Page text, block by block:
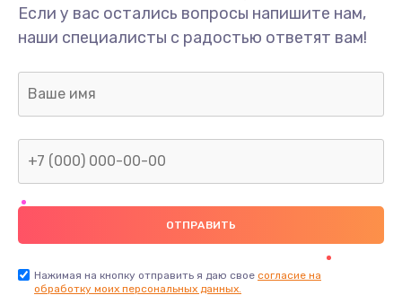
Если у вас остались вопросы напишите нам,
наши специалисты с радостью ответят вам!
Нажимая на кнопку отправить я даю свое согласие на
обработку моих персональных данных.